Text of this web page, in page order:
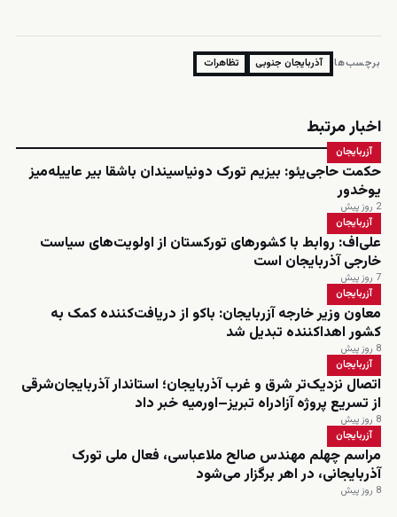
برچسب‌ها: آذربایجان جنوبی تظاهرات
اخبار مرتبط
آزربایجان
حکمت حاجی‌یئو: بیزیم تورک دونیاسیندان باشقا بیر عاییله‌میز
یوخدور
2 روز پیش
آزربایجان
علی‌اف: روابط با کشورهای تورکستان از اولویت‌های سیاست
خارجی آذربایجان است
7 روز پیش
آزربایجان
معاون وزیر خارجه آزربایجان: باکو از دریافت‌کننده کمک به
کشور اهداکننده تبدیل شد
8 روز پیش
آزربایجان
اتصال نزدیک‌تر شرق و غرب آذربایجان؛ استاندار آذربایجان‌شرقی
از تسریع پروژه آزادراه تبریز–اورمیه خبر داد
8 روز پیش
آزربایجان
مراسم چهلم مهندس صالح ملاعباسی، فعال ملی تورک
آذربایجانی، در اهر برگزار می‌شود
8 روز پیش